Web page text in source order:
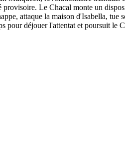
Le Chacal monte un
attaque la maison d'Isabella,
déjouer l'attentat et poursuit le